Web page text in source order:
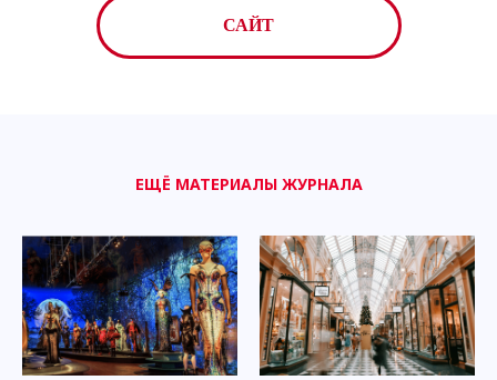
САЙТ
ЕЩЁ МАТЕРИАЛЫ ЖУРНАЛА